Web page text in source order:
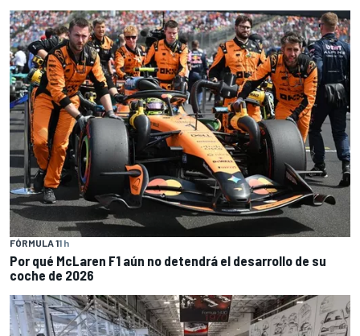
FÓRMULA 11 h
Por qué McLaren F1 aún no detendrá el desarrollo de su
coche de 2026